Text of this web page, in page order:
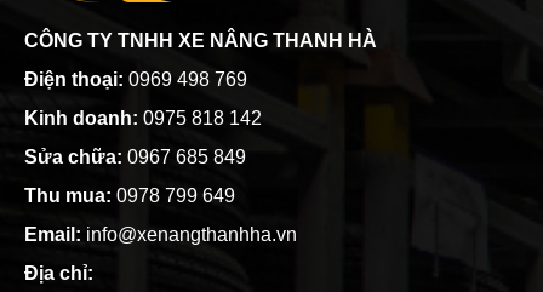
CÔNG TY TNHH XE NÂNG THANH HÀ
Điện thoại: 0969 498 769
Kinh doanh: 0975 818 142
Sửa chữa: 0967 685 849
Thu mua: 0978 799 649
Email: info@xenangthanhha.vn
Địa chỉ: